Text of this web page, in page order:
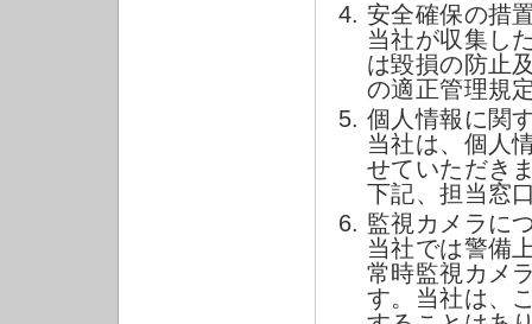
安全確保の措
当社が収集し
は毀損の防止
の適正管理規
個人情報に関
当社は、個人
せていただき
下記、担当窓
監視カメラに
当社では警備
常時監視カメ
す。当社は、